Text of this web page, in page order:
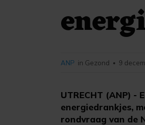
UTRECHT (ANP)
energiedrankjes,
rondvraag van de
ANP in Gezond • 9